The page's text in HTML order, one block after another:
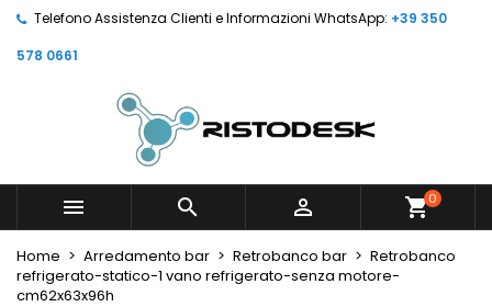
Telefono Assistenza Clienti e Informazioni WhatsApp: +39 350
578 0661
   shopping_cart0
Home Arredamento bar Retrobanco bar
Retrobanco
refrigerato-statico-1 vano refrigerato-senza motore-
cm62x63x96h